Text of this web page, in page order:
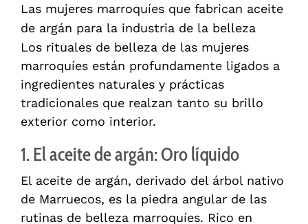
Las mujeres marroquíes que fabrican aceite
de argán para la industria de la belleza
Los rituales de belleza de las mujeres
marroquíes están profundamente ligados a
ingredientes naturales y prácticas
tradicionales que realzan tanto su brillo
exterior como interior.
1. El aceite de argán: Oro líquido
El aceite de argán, derivado del árbol nativo
de Marruecos, es la piedra angular de las
rutinas de belleza marroquíes. Rico en